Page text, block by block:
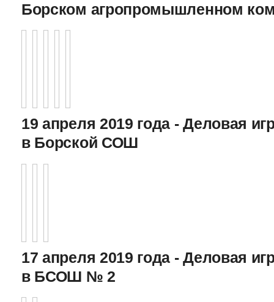
Борском агропромышленном
19 апреля 2019 года - Деловая
в Борской СОШ
17 апреля 2019 года - Деловая
в БСОШ № 2